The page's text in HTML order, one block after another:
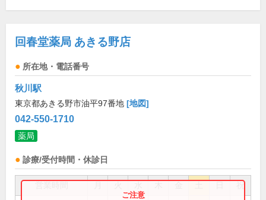
回春堂薬局 あきる野店
所在地・電話番号
秋川駅
東京都あきる野市油平97番地 [地図]
042-550-1710
薬局
診療/受付時間・休診日
祝